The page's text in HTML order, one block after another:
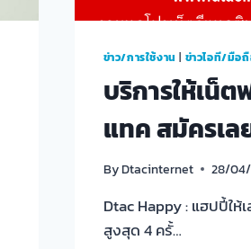
ข่าว/การใช้งาน | ข่าวไอที/มือ
บริการให้เน็
แทค สมัครเล
ByDtacinternet 28/04/
Dtac Happy : แฮปปี้ให้
สูงสุด 4 ครั้…